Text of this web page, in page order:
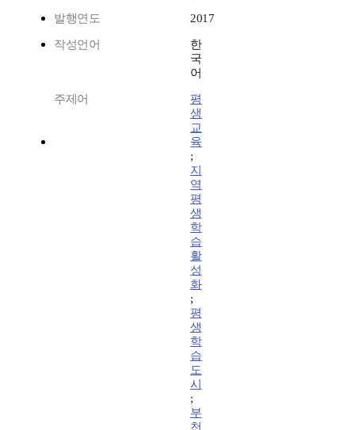
발행연도 2017
작성언어
한
국
어
주제어
평
생
교
육
;
지
역
평
생
학
습
활
성
화
;
평
생
학
습
도
시
;
부
천